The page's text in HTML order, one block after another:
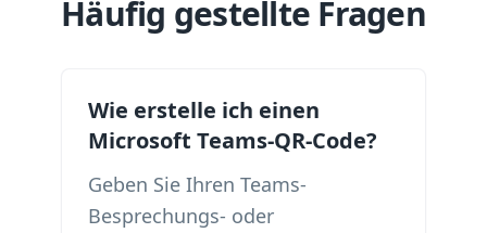
Häufig gestellte Fragen
Wie erstelle ich einen
Microsoft Teams-QR-Code?
Geben Sie Ihren Teams-
Besprechungs- oder